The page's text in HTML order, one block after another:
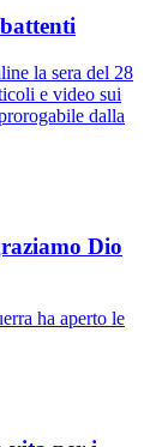
la sera del 28
e video sui
dalla
Dio
ha aperto le